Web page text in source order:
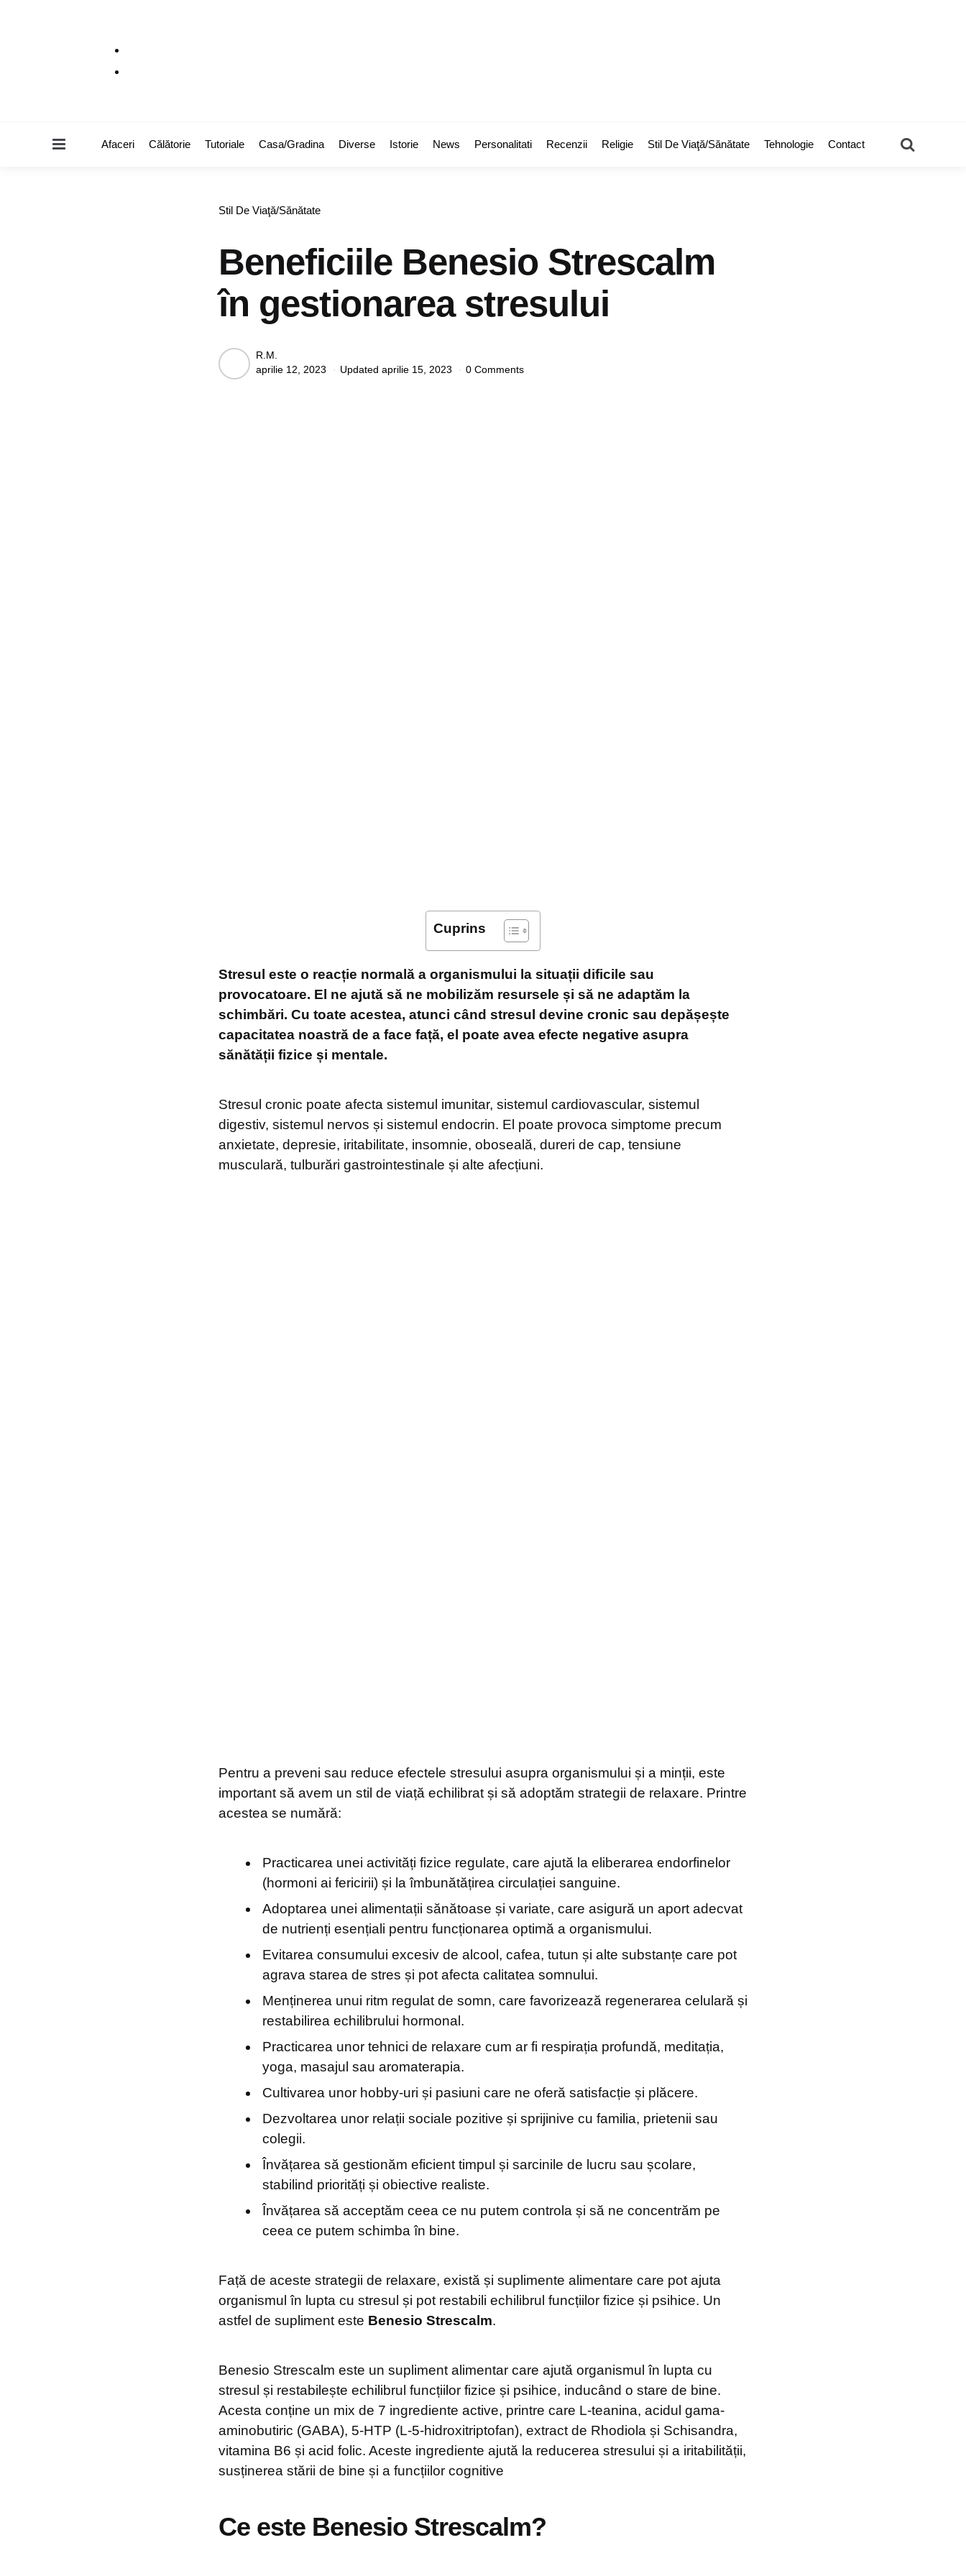
Afaceri Călătorie Tutoriale Casa/Gradina Diverse Istorie News Personalitati Recenzii Religie Stil De Viaţă/Sănătate Tehnologie Contact
Categories
Stil De Viaţă/Sănătate
Beneficiile Benesio Strescalm
în gestionarea stresului
Posted
by
R.M.
aprilie 12, 2023
Updated aprilie 15, 2023 0 Comments
Cuprins
Stresul este o reacție normală a organismului la situații dificile sau
provocatoare. El ne ajută să ne mobilizăm resursele și să ne adaptăm la
schimbări. Cu toate acestea, atunci când stresul devine cronic sau depășește
capacitatea noastră de a face față, el poate avea efecte negative asupra
sănătății fizice și mentale.
Stresul cronic poate afecta sistemul imunitar, sistemul cardiovascular, sistemul
digestiv, sistemul nervos și sistemul endocrin. El poate provoca simptome precum
anxietate, depresie, iritabilitate, insomnie, oboseală, dureri de cap, tensiune
musculară, tulburări gastrointestinale și alte afecțiuni.
Pentru a preveni sau reduce efectele stresului asupra organismului și a minții, este
important să avem un stil de viață echilibrat și să adoptăm strategii de relaxare. Printre
acestea se numără:
Practicarea unei activități fizice regulate, care ajută la eliberarea endorfinelor
(hormoni ai fericirii) și la îmbunătățirea circulației sanguine.
Adoptarea unei alimentații sănătoase și variate, care asigură un aport adecvat
de nutrienți esențiali pentru funcționarea optimă a organismului.
Evitarea consumului excesiv de alcool, cafea, tutun și alte substanțe care pot
agrava starea de stres și pot afecta calitatea somnului.
Menținerea unui ritm regulat de somn, care favorizează regenerarea celulară și
restabilirea echilibrului hormonal.
Practicarea unor tehnici de relaxare cum ar fi respirația profundă, meditația,
yoga, masajul sau aromaterapia.
Cultivarea unor hobby-uri și pasiuni care ne oferă satisfacție și plăcere.
Dezvoltarea unor relații sociale pozitive și sprijinive cu familia, prietenii sau
colegii.
Învățarea să gestionăm eficient timpul și sarcinile de lucru sau școlare,
stabilind priorități și obiective realiste.
Învățarea să acceptăm ceea ce nu putem controla și să ne concentrăm pe
ceea ce putem schimba în bine.
Față de aceste strategii de relaxare, există și suplimente alimentare care pot ajuta
organismul în lupta cu stresul și pot restabili echilibrul funcțiilor fizice și psihice. Un
astfel de supliment este Benesio Strescalm.
Benesio Strescalm este un supliment alimentar care ajută organismul în lupta cu
stresul și restabilește echilibrul funcțiilor fizice și psihice, inducând o stare de bine.
Acesta conține un mix de 7 ingrediente active, printre care L-teanina, acidul gama-
aminobutiric (GABA), 5-HTP (L-5-hidroxitriptofan), extract de Rhodiola și Schisandra,
vitamina B6 și acid folic. Aceste ingrediente ajută la reducerea stresului și a iritabilității,
susținerea stării de bine și a funcțiilor cognitive
Ce este Benesio Strescalm?